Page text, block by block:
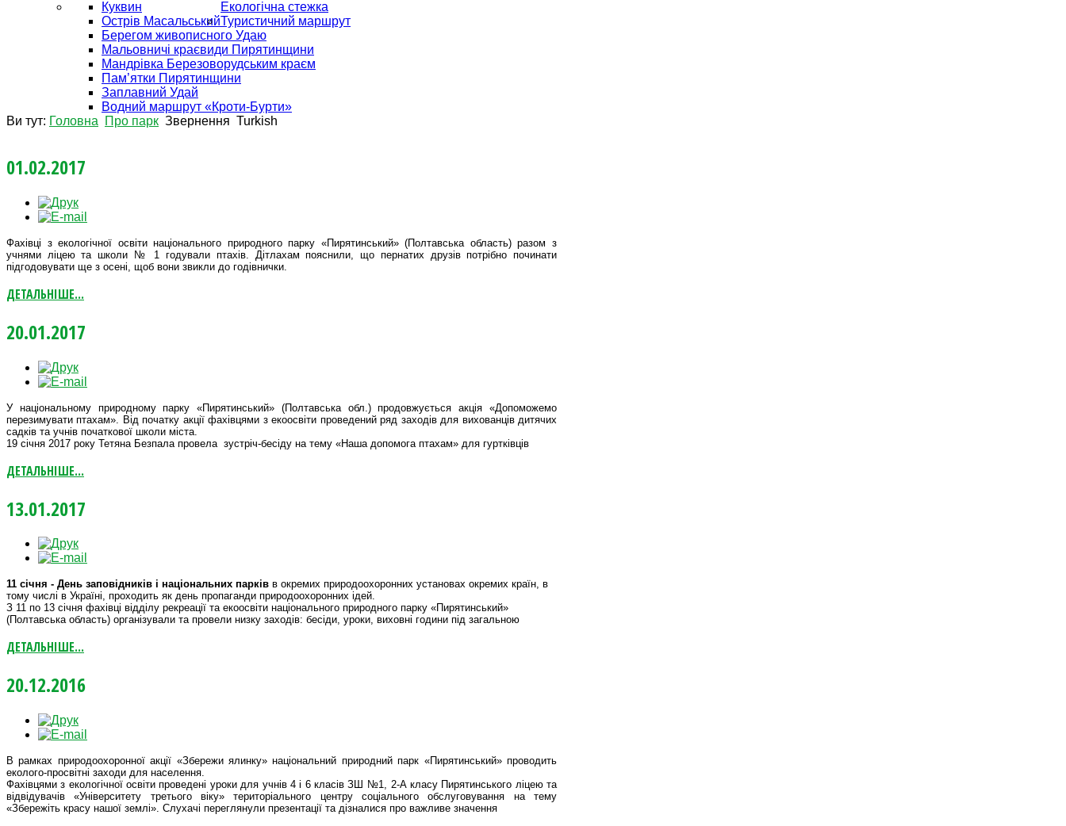
Екологічна стежка
Куквин
Острів МасальськийТуристичний маршрут
Берегом живописного Удаю
Мальовничі краєвиди Пирятинщини
Мандрівка Березоворудським краєм
Пам’ятки Пирятинщини
Заплавний Удай
Водний маршрут «Кроти-Бурти»
Ви тут: Головна Про парк Звернення Turkish
01.02.2017
Фахівці з екологічної освіти національного природного парку «Пирятинський» (Полтавська область) разом з
учнями ліцею та школи № 1 годували птахів. Дітлахам пояснили, що пернатих друзів потрібно починати
підгодовувати ще з осені, щоб вони звикли до годівнички.
ДЕТАЛЬНІШЕ...
20.01.2017
У національному природному парку «Пирятинський» (Полтавська обл.) продовжується акція «Допоможемо
перезимувати птахам». Від початку акції фахівцями з екоосвіти проведений ряд заходів для вихованців дитячих
садків та учнів початкової школи міста.
19 січня 2017 року Тетяна Безпала провела зустріч-бесіду на тему «Наша допомога птахам» для гуртківців
ДЕТАЛЬНІШЕ...
13.01.2017
11 січня - День заповідників і національних парків в окремих природоохоронних установах окремих країн, в
тому числі в Україні, проходить як день пропаганди природоохоронних ідей.
З 11 по 13 січня фахівці відділу рекреації та екоосвіти національного природного парку «Пирятинський»
(Полтавська область) організували та провели низку заходів: бесіди, уроки, виховні години під загальною
ДЕТАЛЬНІШЕ...
20.12.2016
В рамках природоохоронної акції «Збережи ялинку» національний природний парк «Пирятинський» проводить
еколого-просвітні заходи для населення.
Фахівцями з екологічної освіти проведені уроки для учнів 4 і 6 класів ЗШ №1, 2-А класу Пирятинського ліцею та
відвідувачів «Університету третього віку» територіального центру соціального обслуговування на тему
«Збережіть красу нашої землі». Слухачі переглянули презентації та дізналися про важливе значення